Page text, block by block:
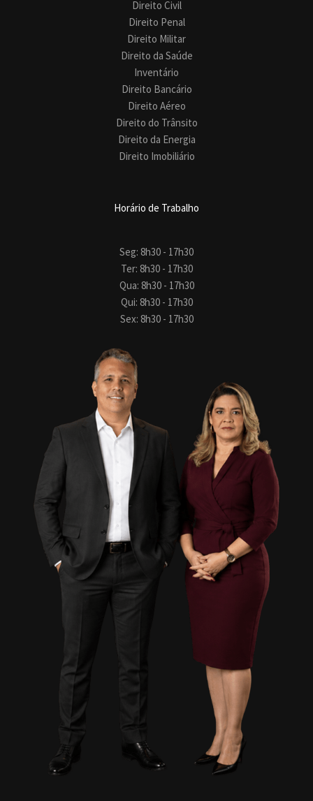
Direito Civil
Direito Penal
Direito Militar
Direito da Saúde
Inventário
Direito Bancário
Direito Aéreo
Direito do Trânsito
Direito da Energia
Direito Imobiliário
Horário de Trabalho
Seg: 8h30 - 17h30
Ter: 8h30 - 17h30
Qua: 8h30 - 17h30
Qui: 8h30 - 17h30
Sex: 8h30 - 17h30